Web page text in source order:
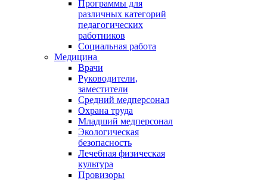
Программы для
различных категорий
педагогических
работников
Социальная работа
Медицина
Врачи
Руководители,
заместители
Средний медперсонал
Охрана труда
Младший медперсонал
Экологическая
безопасность
Лечебная физическая
культура
Провизоры